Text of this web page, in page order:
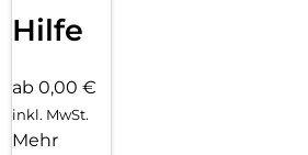
Hilfe
ab 0,00 €
inkl. MwSt.
Mehr